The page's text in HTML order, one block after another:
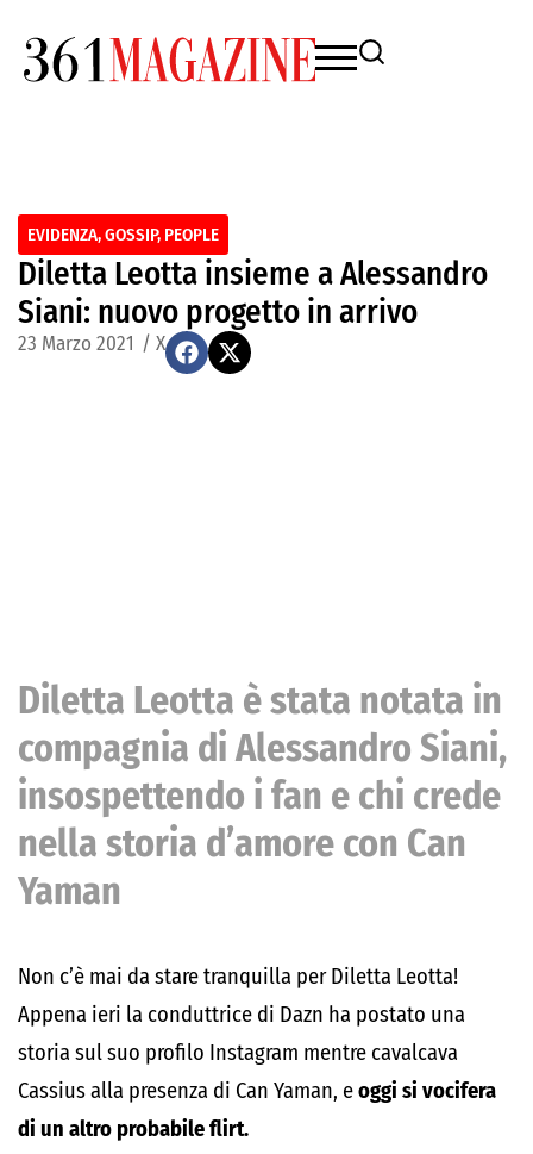
EVIDENZA,GOSSIP, PEOPLE
Diletta Leotta insieme a Alessandro
Siani: nuovo progetto in arrivo
23 Marzo 2021 / X
Diletta Leotta è stata notata in
compagnia di Alessandro Siani,
insospettendo i fan e chi crede
nella storia d’amore con Can
Yaman
Non c’è mai da stare tranquilla per Diletta Leotta!
Appena ieri la conduttrice di Dazn ha postato una
storia sul suo profilo Instagram mentre cavalcava
Cassius alla presenza di Can Yaman, eoggi si vocifera
di un altro probabile flirt.